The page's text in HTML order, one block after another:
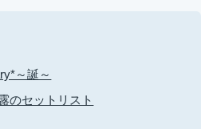
～誕～
のセットリスト